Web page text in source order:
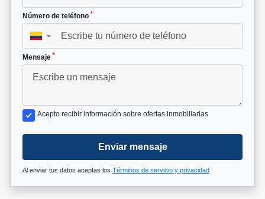
Número de teléfono *
▼
Mensaje *
Acepto recibir información sobre ofertas inmobiliarias
Enviar mensaje
Al enviar tus datos aceptas los Términos de servicio y privacidad